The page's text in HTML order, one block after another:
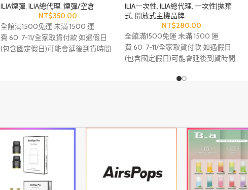
ILIA煙彈, ILIA總代理, 煙彈/空倉
NT$350.00
全館滿1500免運 未滿 1500 運
費 60 7-11/全家取貨付款 如遇假日
(包含國定假日)可能會延後到貨時間
ILIA一次性, ILIA總代理, 一次性|拋棄
式, 開放式主機品牌
NT$280.00
全館滿1500免運 未滿 1500 運
費 60 7-11/全家取貨付款 如遇假日
(包含國定假日)可能會延後到貨時間
煙彈/煙油是否足夠 關於電子煙相關
次下單添加LINE核實